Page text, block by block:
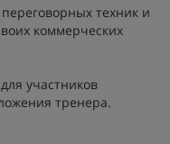
техник и
коммерческих
участников
тренера.